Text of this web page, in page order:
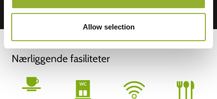
Allow selection
Nærliggende fasiliteter